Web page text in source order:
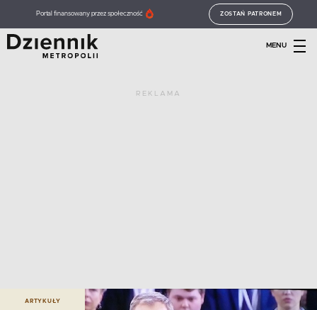
Portal finansowany przez społeczność ZOSTAŃ PATRONEM
MENU
REKLAMA
ARTYKUŁY